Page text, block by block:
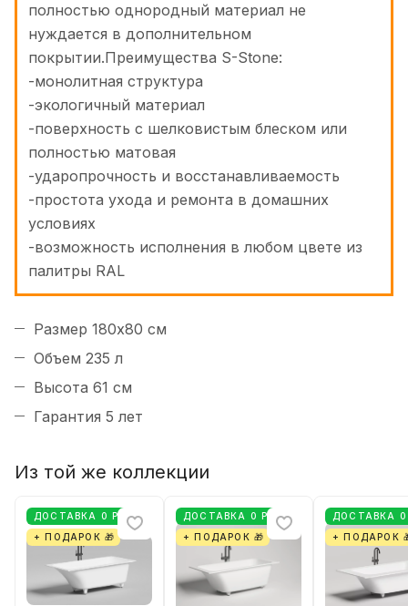
полностью однородный материал не
нуждается в дополнительном
покрытии.Преимущества S-Stone:
-монолитная структура
-экологичный материал
-поверхность с шелковистым блеском или
полностью матовая
-ударопрочность и восстанавливаемость
-простота ухода и ремонта в домашних
условиях
-возможность исполнения в любом цвете из
палитры RAL
Размер 180x80 см
Объем 235 л
Высота 61 см
Гарантия 5 лет
Из той же коллекции
ДОСТАВКА 0 РУБ
+ ПОДАРОК 🎁
ДОСТАВКА 0 РУБ
+ ПОДАРОК 🎁
ДОСТАВКА 0
+ ПОДАРОК